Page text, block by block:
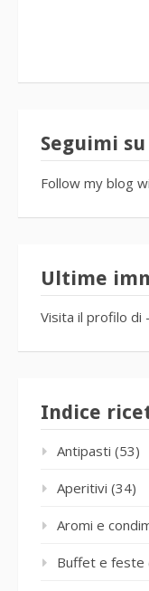
Seguimi
Follow my blog
Ultime
Visita il profilo di
Indice
Antipasti (53)
Aperitivi (34)
Aromi e
Buffet e feste